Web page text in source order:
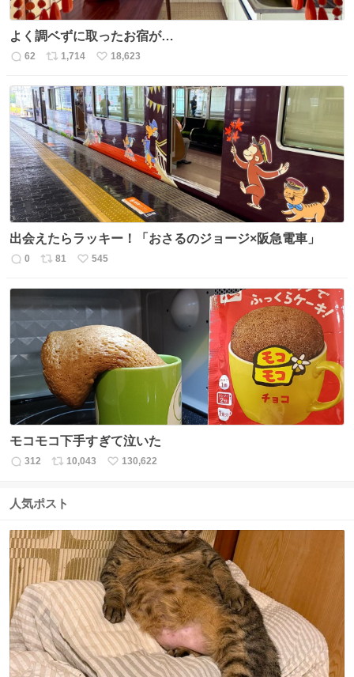
よく調ベずに取ったお宿が…
返
数
62
リ
ス
ト
数
1,714
い
ね
数
18,623
出会えたらラッキー！「おさるのジョージ×阪急電車」
返
0
リ
ス
ト
数
81
い
数
545
モコモコ下手すぎて泣いた
返
数
312
リ
ス
数
10,043
い
130,622
人気ポスト